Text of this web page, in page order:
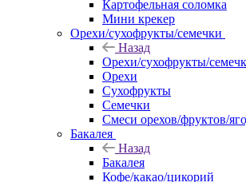
Картофельная соломка
Мини крекер
Орехи/сухофрукты/семечки
Назад
Орехи/сухофрукты/
Орехи
Сухофрукты
Семечки
Смеси орехов/фруктов/
Бакалея
Назад
Бакалея
Кофе/какао/цикорий